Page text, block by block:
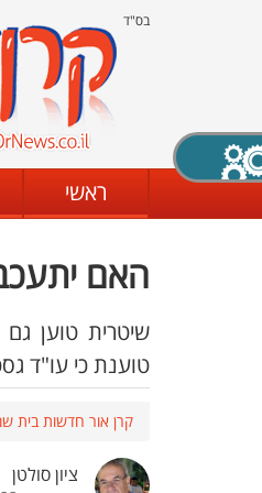
בס"ד
ראשי
האם
שיטרית טוען
טוענת כי עו"ד
קרן אור חדשות בית
ציון סולטן
X סגירה
מצב שחור - לבן קביעת